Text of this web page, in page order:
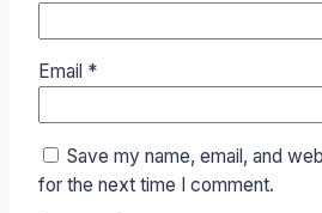
Email *
Save my name, email, and
for the next time I comment.